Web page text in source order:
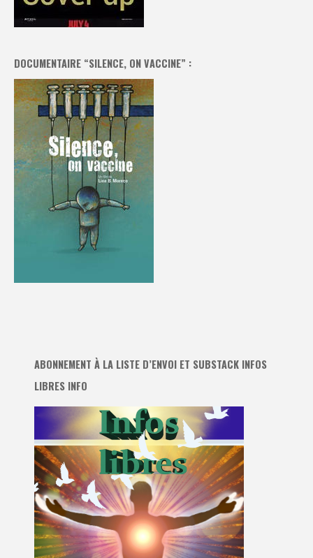
DOCUMENTAIRE “SILENCE, ON VACCINE” :
ABONNEMENT À LA LISTE D’ENVOI ET SUBSTACK INFOS
LIBRES INFO